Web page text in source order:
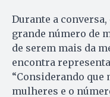
Durante a
grande número de
de serem mais da
encontra
“Considerando que
mulheres e o